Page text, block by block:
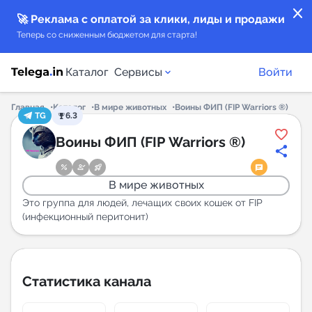
close
🚀 Реклама с оплатой за клики, лиды и продажи
Теперь со сниженным бюджетом для старта!
Каталог Сервисы
Каталог каналов
Каталог ботов
Горящие предложения
Индекс читаемости каналов в Telegram
Аналитика MAX каналов
Войти
Главная Каталог В мире животных
Воины ФИП (FIP Warriors ®)
TG
6.3
Воины ФИП (FIP Warriors ®)
В мире животных
Это группа для людей, лечащих своих кошек от FIP
(инфекционный перитонит)
Статистика канала